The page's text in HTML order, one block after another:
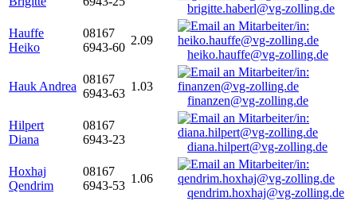
brigitte.haberl@vg-zolling.de
Hauffe
Heiko
08167
6943-60
2.09
heiko.hauffe@vg-zolling.de
Hauk Andrea
08167
6943-63
1.03
finanzen@vg-zolling.de
Hilpert
Diana
08167
6943-23
diana.hilpert@vg-zolling.de
Hoxhaj
Qendrim
08167
6943-53
1.06
qendrim.hoxhaj@vg-zolling.de